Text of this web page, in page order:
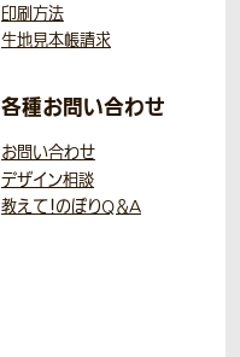
印刷方法
生地見本帳請求
各種お問い合わせ
お問い合わせ
デザイン相談
教えて！のぼりQ＆A